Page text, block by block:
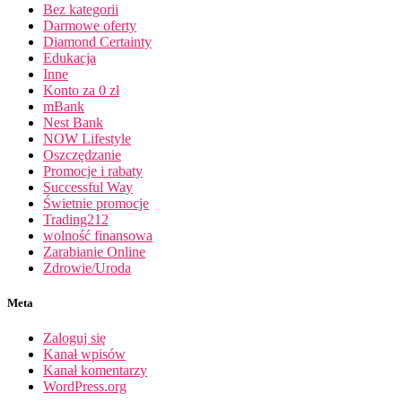
Bez kategorii
Darmowe oferty
Diamond Certainty
Edukacja
Inne
Konto za 0 zł
mBank
Nest Bank
NOW Lifestyle
Oszczędzanie
Promocje i rabaty
Successful Way
Świetnie promocje
Trading212
wolność finansowa
Zarabianie Online
Zdrowie/Uroda
Meta
Zaloguj się
Kanał wpisów
Kanał komentarzy
WordPress.org